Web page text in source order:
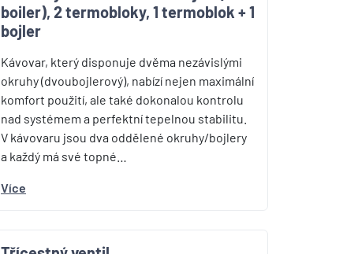
boiler), 2 termobloky, 1 termoblok + 1
bojler
Kávovar, který disponuje dvěma nezávislými
okruhy (dvoubojlerový), nabízí nejen maximální
komfort použití, ale také dokonalou kontrolu
nad systémem a perfektní tepelnou stabilitu.
V kávovaru jsou dva oddělené okruhy/bojlery
a každý má své topné…
Více